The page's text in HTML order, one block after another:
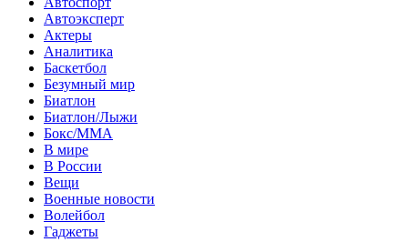
Автоэксперт
Актеры
Аналитика
Баскетбол
Безумный мир
Биатлон
Биатлон/Лыжи
Бокс/MMA
В мире
В России
Вещи
Военные новости
Волейбол
Гаджеты